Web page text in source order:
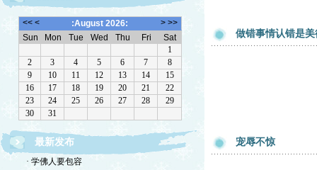
最新发布
· 学佛人要包容
做错事情认错是美
宠辱不惊